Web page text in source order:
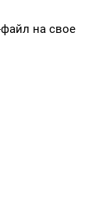
файл на свое